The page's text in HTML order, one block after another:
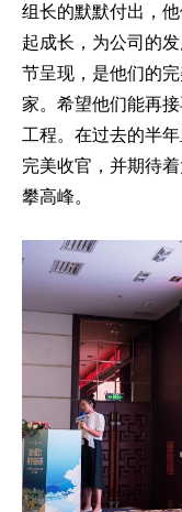
组长的默默付出，
起成长，为公司的
节呈现，是他们的
家。希望他们能再
工程。在过去的半
完美收官，并期待
攀高峰。